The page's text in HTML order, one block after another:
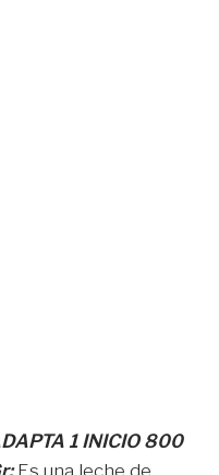
1 INICIO 800
Es una leche de